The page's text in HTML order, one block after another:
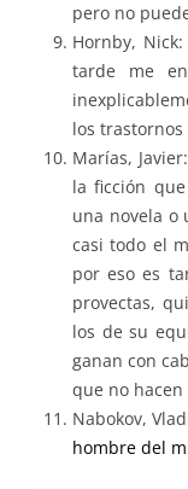
pero no
Hornby,
tarde me
los trastornos
Marías,
la ficción
una novela o
casi todo el
por eso es
provectas,
los de su
ganan con
que no
Nabokov,
hombre del